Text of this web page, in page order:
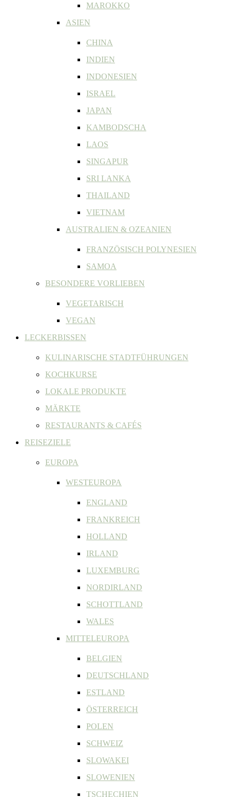
MAROKKO
ASIEN
CHINA
INDIEN
INDONESIEN
ISRAEL
JAPAN
KAMBODSCHA
LAOS
SINGAPUR
SRI LANKA
THAILAND
VIETNAM
AUSTRALIEN & OZEANIEN
FRANZÖSISCH POLYNESIEN
SAMOA
BESONDERE VORLIEBEN
VEGETARISCH
VEGAN
LECKERBISSEN
KULINARISCHE STADTFÜHRUNGEN
KOCHKURSE
LOKALE PRODUKTE
MÄRKTE
RESTAURANTS & CAFÉS
REISEZIELE
EUROPA
WESTEUROPA
ENGLAND
FRANKREICH
HOLLAND
IRLAND
LUXEMBURG
NORDIRLAND
SCHOTTLAND
WALES
MITTELEUROPA
BELGIEN
DEUTSCHLAND
ESTLAND
ÖSTERREICH
POLEN
SCHWEIZ
SLOWAKEI
SLOWENIEN
TSCHECHIEN